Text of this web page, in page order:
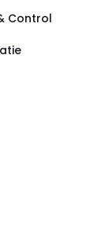
Control